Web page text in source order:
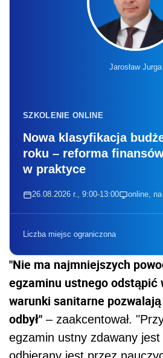
Jarosław Jurga
SZKOLENIE ONLINE
Nowa klasyfikacja
roku – reforma
w praktyce
26.08.2026 r., 9:00-13:00 online,
Liczba miejsc ograniczona
"Nie ma najmniejszych
egzaminu ustnego odstąpić
warunki sanitarne
odbył" – zaakcentował.
egzamin ustny zdawany jest